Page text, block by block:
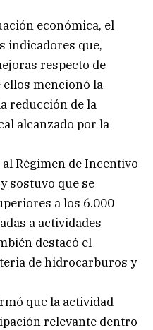
económica, el
indicadores que,
respecto de
mencionó la
reducción de la
alcanzado por la
Régimen de Incentivo
sostuvo que se
a los 6.000
a actividades
destacó el
de hidrocarburos y
que la actividad
relevante dentro